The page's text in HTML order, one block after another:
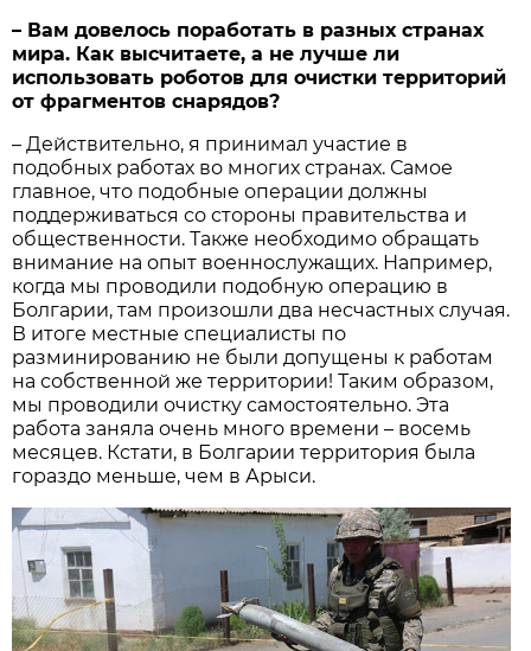
– Вам довелось поработать в разных странах
мира. Как высчитаете, а не лучше ли
использовать роботов для очистки территорий
от фрагментов снарядов?
– Действительно, я принимал участие в
подобных работах во многих странах. Самое
главное, что подобные операции должны
поддерживаться со стороны правительства и
общественности. Также необходимо обращать
внимание на опыт военнослужащих. Например,
когда мы проводили подобную операцию в
Болгарии, там произошли два несчастных случая.
В итоге местные специалисты по
разминированию не были допущены к работам
на собственной же территории! Таким образом,
мы проводили очистку самостоятельно. Эта
работа заняла очень много времени – восемь
месяцев. Кстати, в Болгарии территория была
гораздо меньше, чем в Арыси.